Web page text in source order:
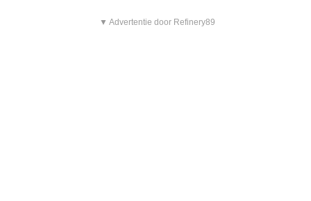
▼ Advertentie door Refinery89